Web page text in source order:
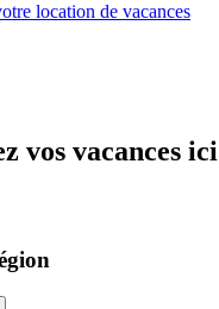
location de vacances
vos vacances ici